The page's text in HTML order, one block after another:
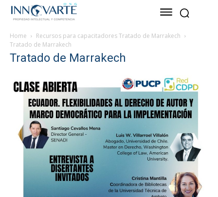
Home
Recursos para capacitadores Tratado de Marrakech
Tratado de Marrakech
Tratado de Marrakech